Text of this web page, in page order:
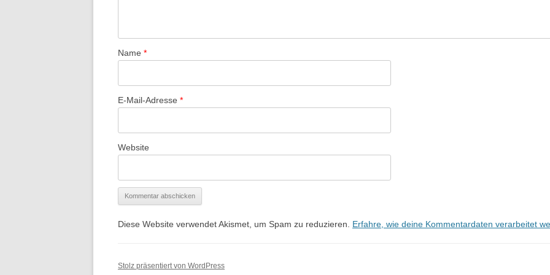
Name *
E-Mail-Adresse *
Website
Diese Website verwendet Akismet, um Spam zu reduzieren. Erfahre, wie deine Kommentardaten verarbeitet
Stolz präsentiert von WordPress